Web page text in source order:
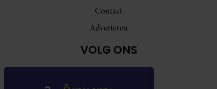
Contact
Adverteren
VOLG ONS